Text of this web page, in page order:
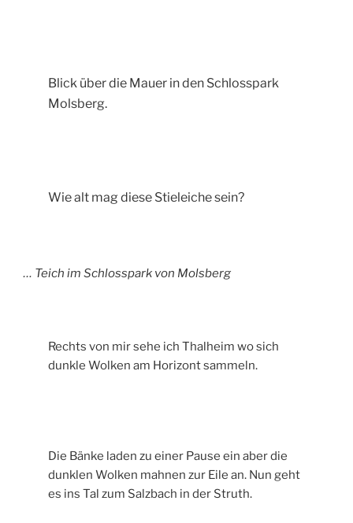
Blick über die Mauer in den Schlosspark
Molsberg.
Wie alt mag diese Stieleiche sein?
… Teich im Schlosspark von Molsberg
Rechts von mir sehe ich Thalheim wo sich
dunkle Wolken am Horizont sammeln.
Die Bänke laden zu einer Pause ein aber die
dunklen Wolken mahnen zur Eile an. Nun geht
es ins Tal zum Salzbach in der Struth.